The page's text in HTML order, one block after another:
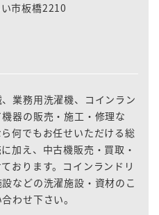
市板橋2210
業務用洗濯機、コインラン
器の販売・施工・修理な
何でもお任せいただける総
加え、中古機販売・買取・
おります。コインランドリ
などの洗濯施設・資材のこ
わせ下さい。